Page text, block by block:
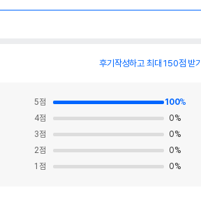
후기작성하고 최대 150점 받기
5점 100%
4점 0%
3점 0%
2점 0%
1 점 0%